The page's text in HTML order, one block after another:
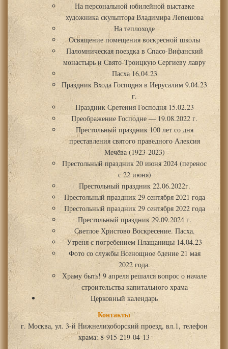
На персональной юбилейной выставке
художника скульптора Владимира Лепешова
На теплоходе
Освящение помещения воскресной школы
Паломническая поездка в Спасо-Вифанский
монастырь и Свято-Троицкую Сергиеву лавру
Пасха 16.04.23
Праздник Входа Господня в Иерусалим 9.04.23
г.
Праздник Сретения Господня 15.02.23
Преображение Господне — 19.08.2022 г.
Престольный праздник 100 лет со дня
преставления святого праведного Алексия
Мечёва (1923-2023)
Престольный праздник 20 июня 2024 (перенос
с 22 июня)
Престольный праздник 22.06.2022г.
Престольный праздник 29 сентября 2021 года
Престольный праздник 29 сентября 2022 года
Престольный праздник 29.09.2024 г.
Светлое Христово Воскресение. Пасха.
Утреня с погребением Плащаницы 14.04.23
Фото со службы Всенощное бдение 21 мая
2022 года.
Храму быть! 9 апреля решался вопрос о начале
строительства капитального храма
Церковный календарь
Контакты
г. Москва, ул. 3-й Нижнелихоборский проезд, вл.1, телефон
храма: 8-915-219-04-13